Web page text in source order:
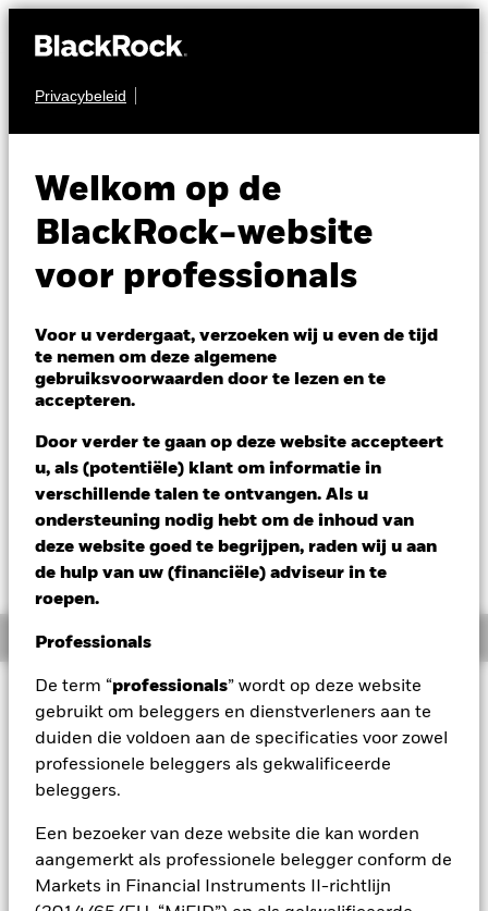
Privacybeleid
Welkom op de
BlackRock-website
voor professionals
Voor u verdergaat, verzoeken wij u even de tijd
te nemen om deze algemene
gebruiksvoorwaarden door te lezen en te
accepteren.
Door verder te gaan op deze website accepteert
u, als (potentiële) klant om informatie in
verschillende talen te ontvangen. Als u
ondersteuning nodig hebt om de inhoud van
deze website goed te begrijpen, raden wij u aan
de hulp van uw (financiële) adviseur in te
roepen.
Professionals
De term “professionals” wordt op deze website
gebruikt om beleggers en dienstverleners aan te
duiden die voldoen aan de specificaties voor zowel
professionele beleggers als gekwalificeerde
beleggers.
Een bezoeker van deze website die kan worden
aangemerkt als professionele belegger conform de
Markets in Financial Instruments II-richtlijn
AANDELEN
Fund (IE)
NAV per 06/aug/2026
JPY 4.639,41
Verandering NAV 1 dag per 06/aug/2026
JPY -0,69 (-0,01%)
Morningstar Rating
Overzicht
Beleggingsdoel
inkomsten uit de activa van het Fonds naar een rendement
op uw belegging, dat het rendement van de aandelenmarkt
in Japan weerspiegelt. Het Fonds belegt in
gereglementeerde markten in Japan genoteerd staan en
worden verhandeld. Het rendement van het Fonds zal
worden vergeleken met het rendement behaald via een index
die aanvankelijk de MSCI Japan Index (met